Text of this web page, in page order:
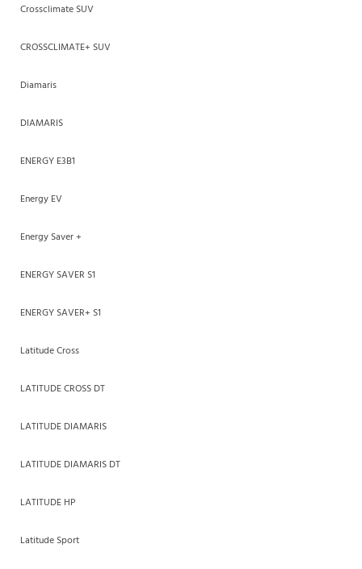
Crossclimate SUV
CROSSCLIMATE+ SUV
Diamaris
DIAMARIS
ENERGY E3B1
Energy EV
Energy Saver +
ENERGY SAVER S1
ENERGY SAVER+ S1
Latitude Cross
LATITUDE CROSS DT
LATITUDE DIAMARIS
LATITUDE DIAMARIS DT
LATITUDE HP
Latitude Sport